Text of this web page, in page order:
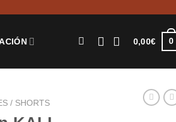
0,00€ 0
/ SHORTS